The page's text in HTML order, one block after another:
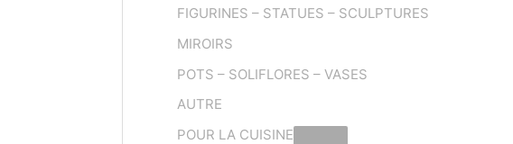
FIGURINES – STATUES – SCULPTURES
MIROIRS
POTS – SOLIFLORES – VASES
AUTRE
POUR LA CUISINE